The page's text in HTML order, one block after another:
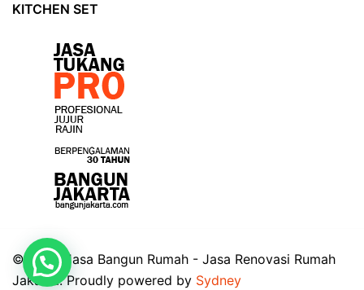
KITCHEN SET
© 2026 Jasa Bangun Rumah - Jasa Renovasi Rumah
Jakarta. Proudly powered by Sydney